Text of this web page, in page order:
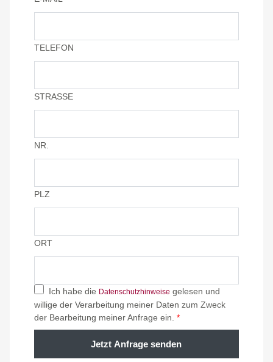
TELEFON
STRASSE
NR.
PLZ
ORT
Ich habe die Datenschutzhinweise gelesen und
willige der Verarbeitung meiner Daten zum Zweck
der Bearbeitung meiner Anfrage ein. *
Jetzt Anfrage senden